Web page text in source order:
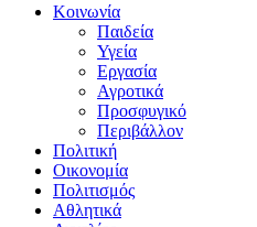
Κοινωνία
Παιδεία
Υγεία
Εργασία
Αγροτικά
Προσφυγικό
Περιβάλλον
Πολιτική
Οικονομία
Πολιτισμός
Αθλητικά